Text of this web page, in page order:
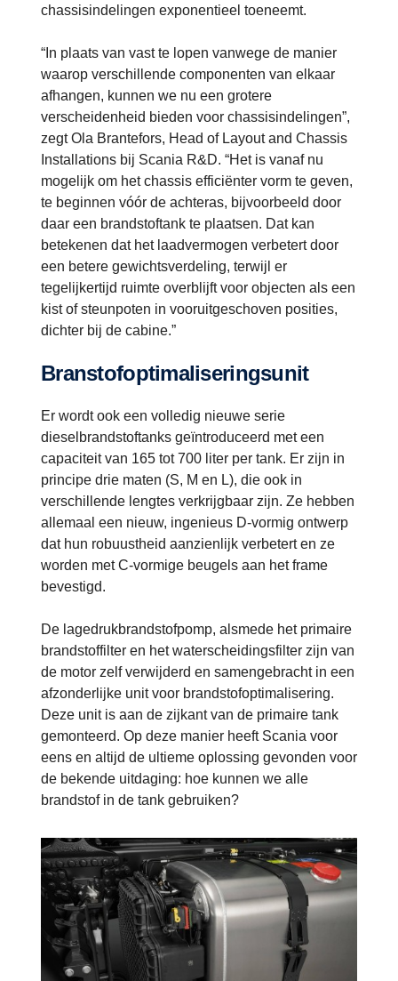
chassisindelingen exponentieel toeneemt.
“In plaats van vast te lopen vanwege de manier
waarop verschillende componenten van elkaar
afhangen, kunnen we nu een grotere
verscheidenheid bieden voor chassisindelingen”,
zegt Ola Brantefors, Head of Layout and Chassis
Installations bij Scania R&D. “Het is vanaf nu
mogelijk om het chassis efficiënter vorm te geven,
te beginnen vóór de achteras, bijvoorbeeld door
daar een brandstoftank te plaatsen. Dat kan
betekenen dat het laadvermogen verbetert door
een betere gewichtsverdeling, terwijl er
tegelijkertijd ruimte overblijft voor objecten als een
kist of steunpoten in vooruitgeschoven posities,
dichter bij de cabine.”
Branstofoptimaliseringsunit
Er wordt ook een volledig nieuwe serie
dieselbrandstoftanks geïntroduceerd met een
capaciteit van 165 tot 700 liter per tank. Er zijn in
principe drie maten (S, M en L), die ook in
verschillende lengtes verkrijgbaar zijn. Ze hebben
allemaal een nieuw, ingenieus D-vormig ontwerp
dat hun robuustheid aanzienlijk verbetert en ze
worden met C-vormige beugels aan het frame
bevestigd.
De lagedrukbrandstofpomp, alsmede het primaire
brandstoffilter en het waterscheidingsfilter zijn van
de motor zelf verwijderd en samengebracht in een
afzonderlijke unit voor brandstofoptimalisering.
Deze unit is aan de zijkant van de primaire tank
gemonteerd. Op deze manier heeft Scania voor
eens en altijd de ultieme oplossing gevonden voor
de bekende uitdaging: hoe kunnen we alle
brandstof in de tank gebruiken?